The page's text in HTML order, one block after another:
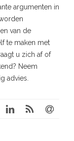
argumenten in
van de
te maken met
u zich af of
Neem
advies.